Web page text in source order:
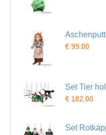
€ 99.00
Set Tier
€ 182.00
Set